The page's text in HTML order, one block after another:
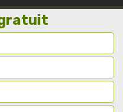
gratuit